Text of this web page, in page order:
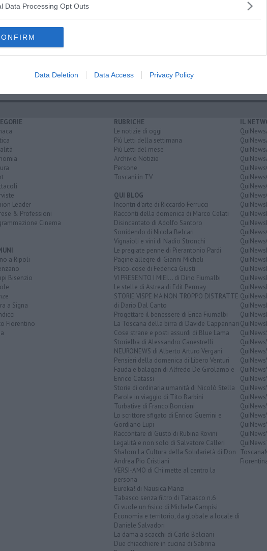
Data Processing Opt Outs
Data Deletion Data Access Privacy Policy
stati uniti hollywood
Leader
& Professioni
Cinema
a Ripoli
Bisenzio
a Signa
Fiorentino
RUBRICHE
Le notizie di oggi
Più Letti della settimana
Più Letti del mese
Archivio Notizie
Persone
Toscani in TV
QUI BLOG
Incontri d'arte di Riccardo Ferrucci
Racconti della domenica di Marco Celati
Disincantato di Adolfo Santoro
Sorridendo di Nicola Belcari
Vignaioli e vini di Nadio Stronchi
Le pregiate penne di Pierantonio Pardi
Pagine allegre di Gianni Micheli
Psico-cose di Federica Giusti
VI PRESENTO I MIEI... di Dino Fiumalbi
Le stelle di Astrea di Edit Permay
STORIE VISPE MA NON TROPPO DISTRATTE
di Dario Dal Canto
Progettare il benessere di Erica Fiumalbi
La Toscana della birra di Davide Cappannari
Cose strane e posti assurdi di Blue Lama
Storielba di Alessandro Canestrelli
NEURONEWS di Alberto Arturo Vergani
Pensieri della domenica di Libero Venturi
Fauda e balagan di Alfredo De Girolamo e
Enrico Catassi
Storie di ordinaria umanità di Nicolò Stella
Parole in viaggio di Tito Barbini
Turbative di Franco Bonciani
Lo scrittore sfigato di Enrico Guerrini e
Gordiano Lupi
Raccontare di Gusto di Rubina Rovini
Legalità e non solo di Salvatore Calleri
Shalom La Cultura della Solidarietà di Don
Andrea Pio Cristiani
VERSI-AMO di Chi mette al centro la
persona
Eureka! di Nausica Manzi
Tabasco senza filtro di Tabasco n.6
Ci vuole un fisico di Michele Campisi
Economia e territorio, da globale a locale di
Daniele Salvadori
La dama a scacchi di Carlo Belciani
Due chiacchiere in cucina di Sabrina
IL